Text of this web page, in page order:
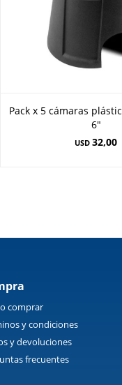
Pack x 5 cámaras
6"
USD 32,00
comprar
y condiciones
y devoluciones
frecuentes